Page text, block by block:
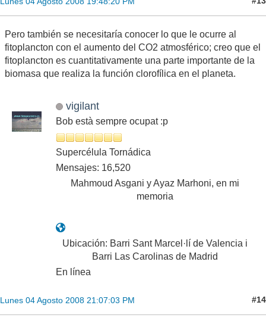
Pero también se necesitaría conocer lo que le ocurre al
fitoplancton con el aumento del CO2 atmosférico; creo que el
fitoplancton es cuantitativamente una parte importante de la
biomasa que realiza la función clorofílica en el planeta.
vigilant
Bob està sempre ocupat :p
Supercélula Tornádica
Mensajes: 16,520
Mahmoud Asgani y Ayaz Marhoni, en mi
memoria
Ubicación: Barri Sant Marcel·lí de Valencia i
Barri Las Carolinas de Madrid
En línea
Lunes 04 Agosto 2008 21:07:03 PM #14